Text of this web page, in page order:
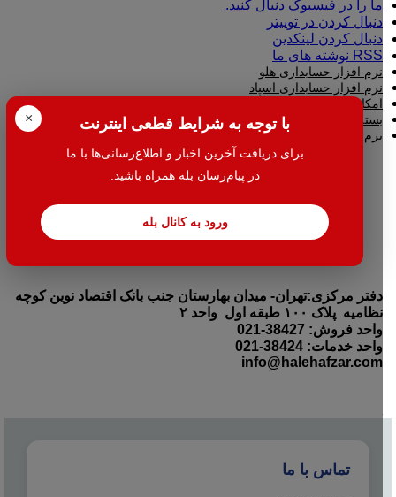
× با توجه به شرایط قطعی اینترنت
برای دریافت آخرین اخبار و اطلاع‌رسانی‌ها با ما
در پیام‌رسان بله همراه باشید.
ورود به کانال بله
ما را در فیسبوک دنبال کنید.
دنبال کردن در توییتر
دنبال کردن لینکدین
RSS نوشته های ما
نرم افزار حسابداری هلو
نرم افزار حسابداری اسپاد
امکانات افزودنی (کیت های عمومی)
بسته دورکاری بدکا + (همگام سازی)
نرم افزار امنیتی
دفتر مرکزی:تهران- میدان بهارستان جنب بانک اقتصاد نوین کوچه
نظامیه پلاک ۱۰۰ طبقه اول واحد ۲
واحد فروش: 38427-021
واحد خدمات: 38424-021
info@halehafzar.com
تماس با ما